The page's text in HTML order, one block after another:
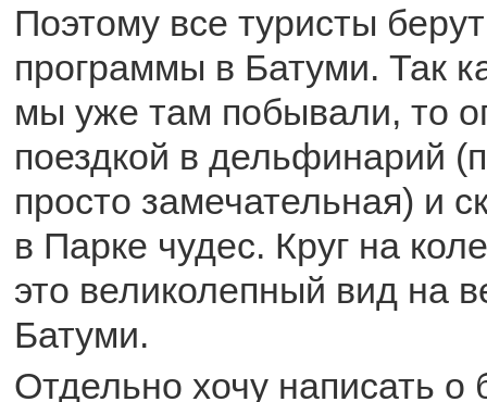
Поэтому все туристы
программы в Батуми. Так
мы уже там побывали, то
поездкой в дельфинарий
просто замечательная) и
в Парке чудес. Круг на
это великолепный вид на
Батуми.
Отдельно хочу написать о